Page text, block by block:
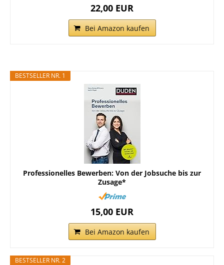
22,00 EUR
Bei Amazon kaufen
BESTSELLER NR. 1
Professionelles Bewerben: Von der Jobsuche bis zur
Zusage*
15,00 EUR
Bei Amazon kaufen
BESTSELLER NR. 2